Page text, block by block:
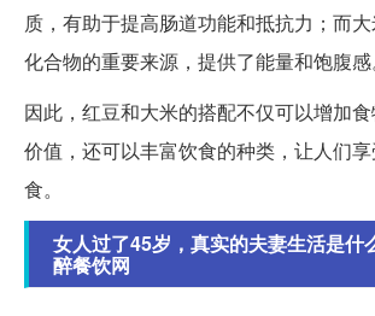
质，有助于提高肠道功能和抵抗力；而
化合物的重要来源，提供了能量和饱腹感
因此，红豆和大米的搭配不仅可以增加
价值，还可以丰富饮食的种类，让人们
食。
女人过了45岁，真实的夫妻生活是什
醉餐饮网